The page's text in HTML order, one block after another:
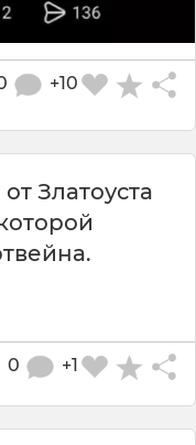
+10
Златоуста
+1
0